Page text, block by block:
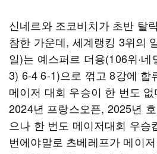
신네르와 조코비치가 초반 탈
참한 가운데, 세계랭킹 3위의
일)는 예스퍼르 더용(106위·
3) 6-4 6-1)으로 꺾고 8강에 합
메이저 대회 우승이 한 번도
2024년 프랑스오픈, 2025년
으나 한 번도 메이저대회 우승
번에야말로 츠베레프가 메이